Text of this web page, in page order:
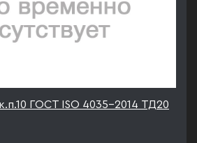
ГОСТ ISO 4035-2014 ТД20